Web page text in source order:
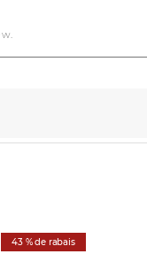
43 % de rabais